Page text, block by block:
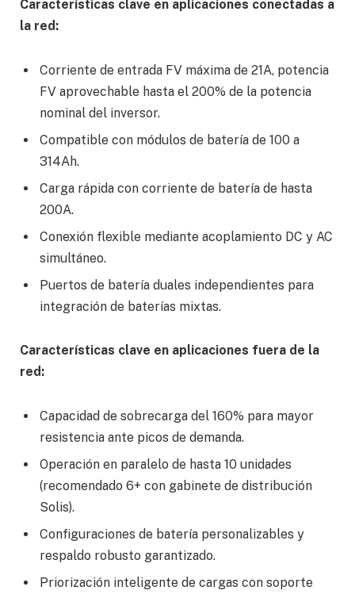
Características clave en aplicaciones conectadas a
la red:
Corriente de entrada FV máxima de 21A, potencia
FV aprovechable hasta el 200% de la potencia
nominal del inversor.
Compatible con módulos de batería de 100 a
314Ah.
Carga rápida con corriente de batería de hasta
200A.
Conexión flexible mediante acoplamiento DC y AC
simultáneo.
Puertos de batería duales independientes para
integración de baterías mixtas.
Características clave en aplicaciones fuera de la
red:
Capacidad de sobrecarga del 160% para mayor
resistencia ante picos de demanda.
Operación en paralelo de hasta 10 unidades
(recomendado 6+ con gabinete de distribución
Solis).
Configuraciones de batería personalizables y
respaldo robusto garantizado.
Priorización inteligente de cargas con soporte